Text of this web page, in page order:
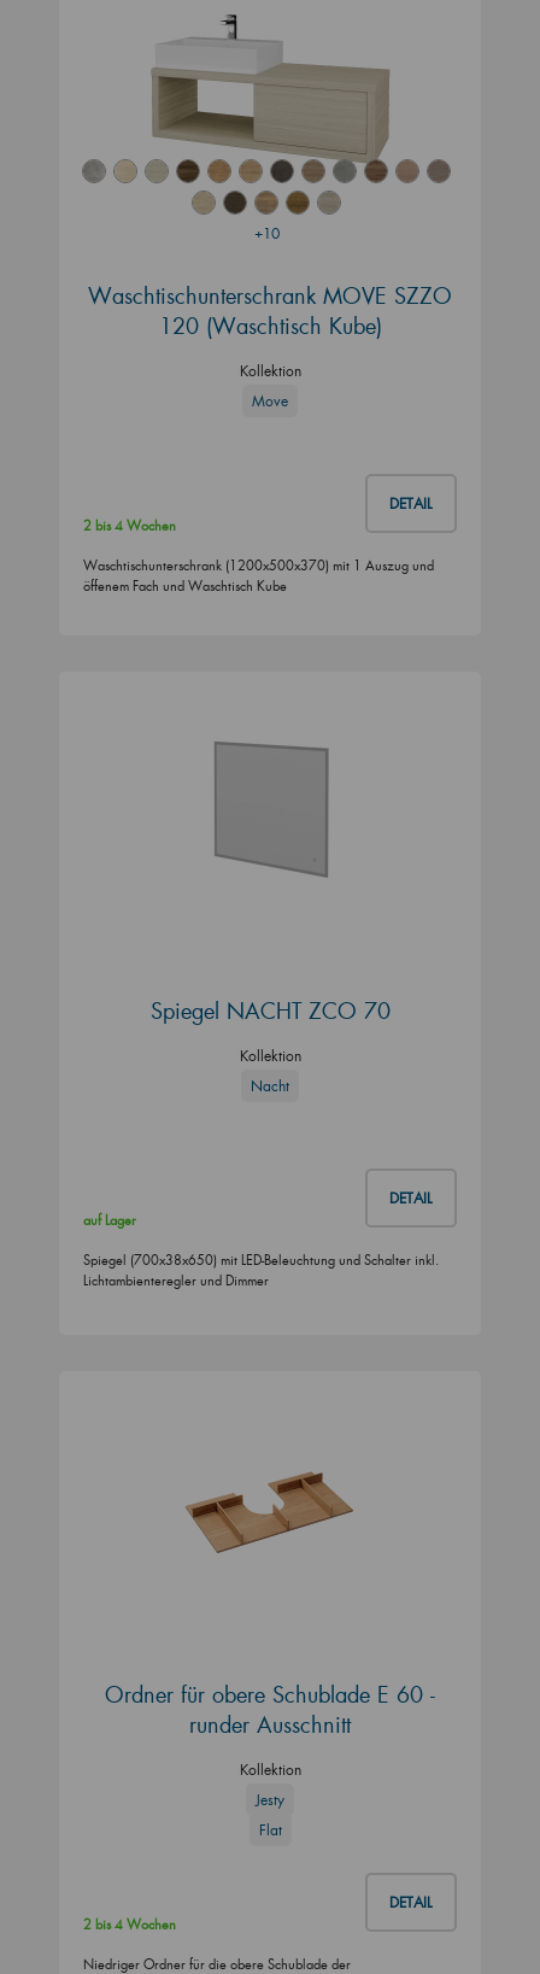
+10
Waschtischunterschrank MOVE SZZO
120 (Waschtisch Kube)
Kollektion
Move
DETAIL
2 bis 4 Wochen
Waschtischunterschrank (1200x500x370) mit 1 Auszug und
öffenem Fach und Waschtisch Kube
Spiegel NACHT ZCO 70
Kollektion
Nacht
DETAIL
auf Lager
Spiegel (700x38x650) mit LED-Beleuchtung und Schalter inkl.
Lichtambienteregler und Dimmer
Ordner für obere Schublade E 60 -
runder Ausschnitt
Kollektion
Jesty
Flat
DETAIL
2 bis 4 Wochen
Niedriger Ordner für die obere Schublade der